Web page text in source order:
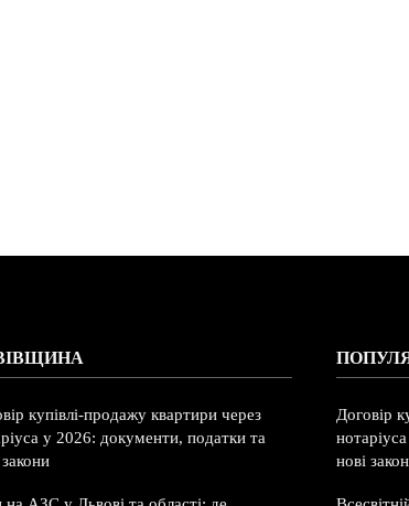
купівлі-продажу квартири через
у 2026: документи, податки та
Договір
нові